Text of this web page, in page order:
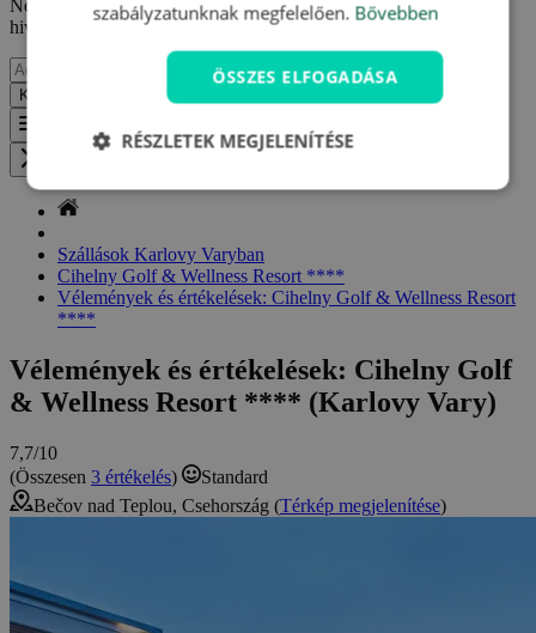
Ne aggódjon, csak adja meg e-mail címét, ahova küldünk egy
hivatkozást, így megadhat egy újat.
Küldés
Szállások Karlovy Varyban
Cihelny Golf & Wellness Resort ****
Vélemények és értékelések: Cihelny Golf & Wellness Resort
****
Vélemények és értékelések: Cihelny Golf
& Wellness Resort **** (Karlovy Vary)
7,7/10
(Összesen 3 értékelés)
Standard
Bečov nad Teplou, Csehország (Térkép megjelenítése)
szabályzatunknak megfelelően. Bővebben
ÖSSZES ELFOGADÁSA
RÉSZLETEK MEGJELENÍTÉSE